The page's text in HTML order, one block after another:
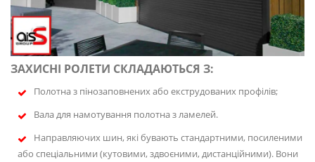
ЗАХИСНІ РОЛЕТИ СКЛАДАЮТЬСЯ З:
Полотна з пінозаповнених або екструдованих профілів;
Вала для намотування полотна з ламелей.
Направляючих шин, які бувають стандартними, посиленими
або спеціальними (кутовими, здвоєними, дистанційними). Вони